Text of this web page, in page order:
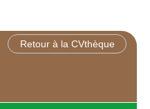
Retour à la CVthèque